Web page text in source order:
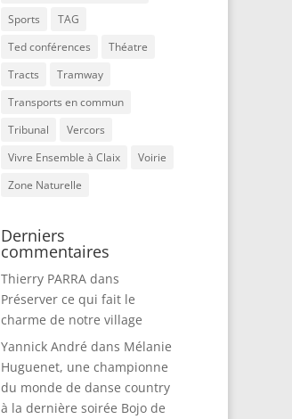
Sports
TAG
Ted conférences
Théatre
Tracts
Tramway
Transports en commun
Tribunal
Vercors
Vivre Ensemble à Claix
Voirie
Zone Naturelle
Derniers
commentaires
Thierry PARRAdans
Préserver ce qui fait le
charme de notre village
Yannick André dans Mélanie
Huguenet, une championne
du monde de danse country
à la dernière soirée Bojo de